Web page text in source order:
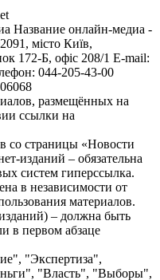
Название онлайн-медиа -
місто Київ,
Б, офіс 208/1 E-mail:
044-205-43-00
размещённых на
ссылки на
со страницы «Новости
изданий – обязательна
систем гиперссылка.
в независимости от
материалов.
– должна быть
в первом абзаце
"Экспертиза",
"Власть", "Выборы",